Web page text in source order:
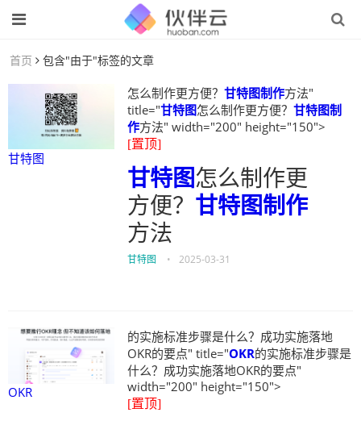
首页 包含"由于"标签的文章
甘特图
怎么制作更方便？ 甘特图制作方法"
title="甘特图怎么制作更方便？ 甘特图制
作方法" width="200" height="150">
[置顶]
甘特图怎么制作更
方便？ 甘特图制作
方法
甘特图 • 2025-03-31
OKR
的实施标准步骤是什么？成功实施落地
OKR的要点" title="OKR的实施标准步骤是
什么？成功实施落地OKR的要点"
width="200" height="150">
[置顶]